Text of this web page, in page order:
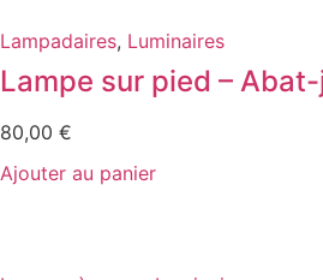
Lampadaires, Luminaires
Lampe sur pied –
80,00 €
Ajouter au panier